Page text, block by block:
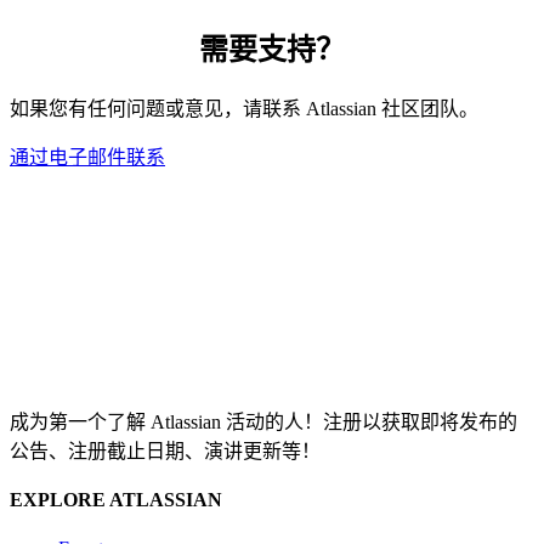
需要支持？
如果您有任何问题或意见，请联系 Atlassian 社区团队。
通过电子邮件联系
成为第一个了解 Atlassian 活动的人！注册以获取即将发布的
公告、注册截止日期、演讲更新等！
EXPLORE ATLASSIAN